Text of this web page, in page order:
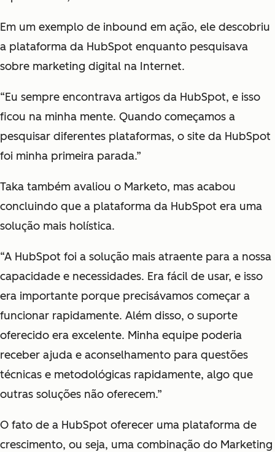
Em um exemplo de inbound em ação, ele descobriu
a plataforma da HubSpot enquanto pesquisava
sobre marketing digital na Internet.
“Eu sempre encontrava artigos da HubSpot, e isso
ficou na minha mente. Quando começamos a
pesquisar diferentes plataformas, o site da HubSpot
foi minha primeira parada.”
Taka também avaliou o Marketo, mas acabou
concluindo que a plataforma da HubSpot era uma
solução mais holística.
“A HubSpot foi a solução mais atraente para a nossa
capacidade e necessidades. Era fácil de usar, e isso
era importante porque precisávamos começar a
funcionar rapidamente. Além disso, o suporte
oferecido era excelente. Minha equipe poderia
receber ajuda e aconselhamento para questões
técnicas e metodológicas rapidamente, algo que
outras soluções não oferecem.”
O fato de a HubSpot oferecer uma plataforma de
crescimento, ou seja, uma combinação do Marketing